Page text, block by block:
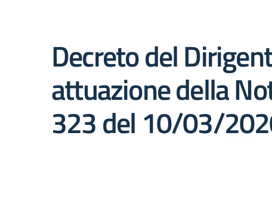
Decreto del
attuazione della
323 del 10/03/